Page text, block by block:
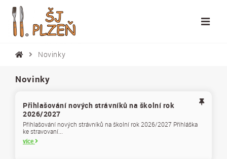
Novinky
Novinky
Přihlašování nových strávníků na školní rok
2026/2027
Přihlašování nových strávníků na školní rok 2026/2027 Přihláška
ke stravovaní...
více